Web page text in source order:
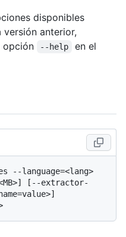
disponibles
versión anterior,
opción
--help
en el
--language=<lang>
[--extractor-